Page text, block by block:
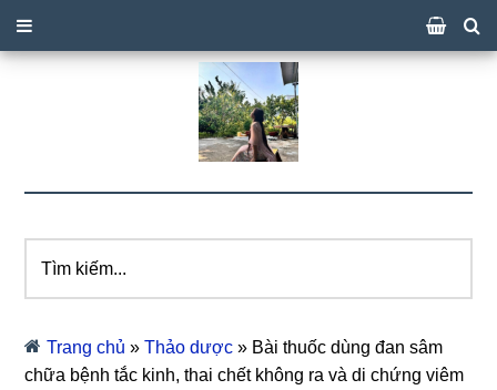
kiếm...
Trang chủ »Thảo dược » Bài thuốc dùng đan sâm
chữa bệnh tắc kinh, thai chết không ra và di chứng viêm